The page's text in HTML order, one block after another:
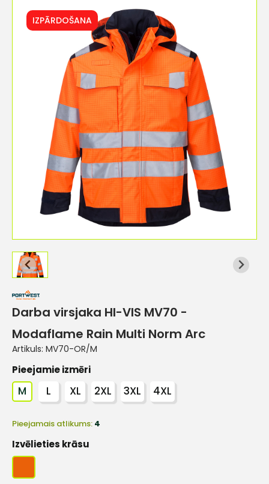
IZPĀRDOŠANA
Darba virsjaka HI-VIS MV70 -
Modaflame Rain Multi Norm Arc
Artikuls: MV70-OR/M
Pieejamie izmēri
M L XL 2XL 3XL 4XL
Pieejamais atlikums: 4
Izvēlieties krāsu